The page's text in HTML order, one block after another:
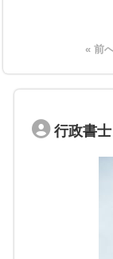
« 前
行政書士